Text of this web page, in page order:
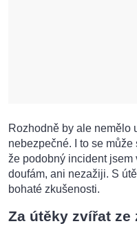
Rozhodně by ale nemělo
nebezpečné. I to se
že podobný incident jsem
doufám, ani nezažiji. S
bohaté zkušenosti.
Za útěky zvířat ze